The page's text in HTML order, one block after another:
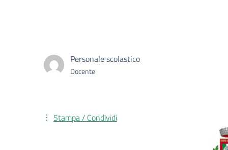
Personale scolastico
Docente
Stampa / Condividi